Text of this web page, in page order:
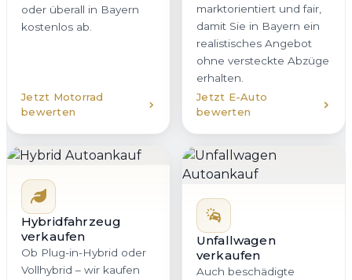
oder überall in Bayern
kostenlos ab.
Jetzt Motorrad
bewerten
marktorientiert und fair,
damit Sie in Bayern ein
realistisches Angebot
ohne versteckte Abzüge
erhalten.
Jetzt E-Auto
bewerten
Hybridfahrzeug
verkaufen
Ob Plug-in-Hybrid oder
Vollhybrid – wir kaufen
Unfallwagen
verkaufen
Auch beschädigte